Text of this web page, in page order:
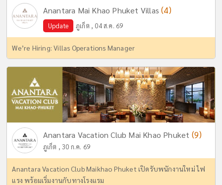
Anantara Mai Khao Phuket Villas(4)
Update ภูเก็ต , 04 ส.ค. 69
We’re Hiring: Villas Operations Manager
Anantara Vacation Club Mai Khao Phuket (9)
ภูเก็ต , 30 ก.ค. 69
Anantara Vacation Club Maikhao Phuket เปิดรับพนักงานใหม่ ไฟ
แรง พร้อมเริ่มงานกับทางโรงแรม